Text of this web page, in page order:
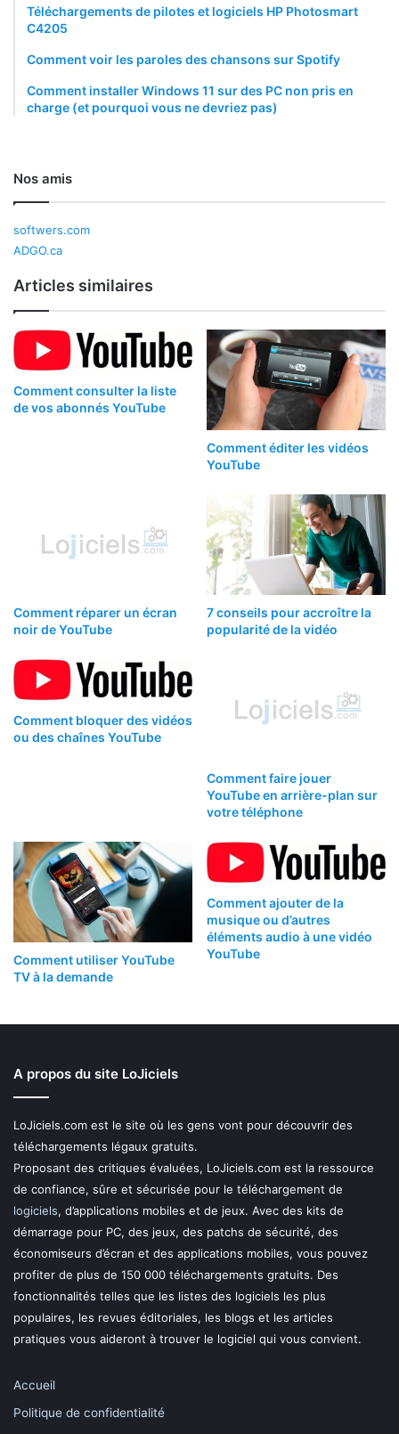
Téléchargements de pilotes et logiciels HP Photosmart
C4205
Comment voir les paroles des chansons sur Spotify
Comment installer Windows 11 sur des PC non pris en
charge (et pourquoi vous ne devriez pas)
Nos amis
softwers.com
ADGO.ca
Articles similaires
Comment consulter la liste
de vos abonnés YouTube
Comment éditer les vidéos
YouTube
Comment réparer un écran
noir de YouTube
7 conseils pour accroître la
popularité de la vidéo
Comment bloquer des vidéos
ou des chaînes YouTube
Comment faire jouer
YouTube en arrière-plan sur
votre téléphone
Comment utiliser YouTube
TV à la demande
Comment ajouter de la
musique ou d’autres
éléments audio à une vidéo
YouTube
A propos du site LoJiciels
LoJiciels.com est le site où les gens vont pour découvrir des
téléchargements légaux gratuits.
Proposant des critiques évaluées, LoJiciels.com est la ressource
de confiance, sûre et sécurisée pour le téléchargement de
logiciels, d’applications mobiles et de jeux. Avec des kits de
démarrage pour PC, des jeux, des patchs de sécurité, des
économiseurs d’écran et des applications mobiles, vous pouvez
profiter de plus de 150 000 téléchargements gratuits. Des
fonctionnalités telles que les listes des logiciels les plus
populaires, les revues éditoriales, les blogs et les articles
pratiques vous aideront à trouver le logiciel qui vous convient.
Accueil
Politique de confidentialité